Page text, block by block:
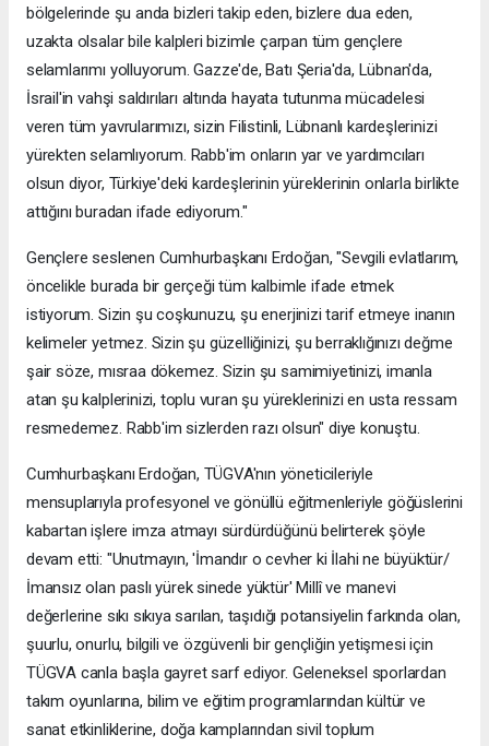
bölgelerinde şu anda bizleri takip eden, bizlere dua eden,
uzakta olsalar bile kalpleri bizimle çarpan tüm gençlere
selamlarımı yolluyorum. Gazze'de, Batı Şeria'da, Lübnan'da,
İsrail'in vahşi saldırıları altında hayata tutunma mücadelesi
veren tüm yavrularımızı, sizin Filistinli, Lübnanlı kardeşlerinizi
yürekten selamlıyorum. Rabb'im onların yar ve yardımcıları
olsun diyor, Türkiye'deki kardeşlerinin yüreklerinin onlarla birlikte
attığını buradan ifade ediyorum."
Gençlere seslenen Cumhurbaşkanı Erdoğan, "Sevgili evlatlarım,
öncelikle burada bir gerçeği tüm kalbimle ifade etmek
istiyorum. Sizin şu coşkunuzu, şu enerjinizi tarif etmeye inanın
kelimeler yetmez. Sizin şu güzelliğinizi, şu berraklığınızı değme
şair söze, mısraa dökemez. Sizin şu samimiyetinizi, imanla
atan şu kalplerinizi, toplu vuran şu yüreklerinizi en usta ressam
resmedemez. Rabb'im sizlerden razı olsun" diye konuştu.
Cumhurbaşkanı Erdoğan, TÜGVA'nın yöneticileriyle
mensuplarıyla profesyonel ve gönüllü eğitmenleriyle göğüslerini
kabartan işlere imza atmayı sürdürdüğünü belirterek şöyle
devam etti: "Unutmayın, 'İmandır o cevher ki İlahi ne büyüktür/
İmansız olan paslı yürek sinede yüktür' Millî ve manevi
değerlerine sıkı sıkıya sarılan, taşıdığı potansiyelin farkında olan,
şuurlu, onurlu, bilgili ve özgüvenli bir gençliğin yetişmesi için
TÜGVA canla başla gayret sarf ediyor. Geleneksel sporlardan
takım oyunlarına, bilim ve eğitim programlarından kültür ve
sanat etkinliklerine, doğa kamplarından sivil toplum